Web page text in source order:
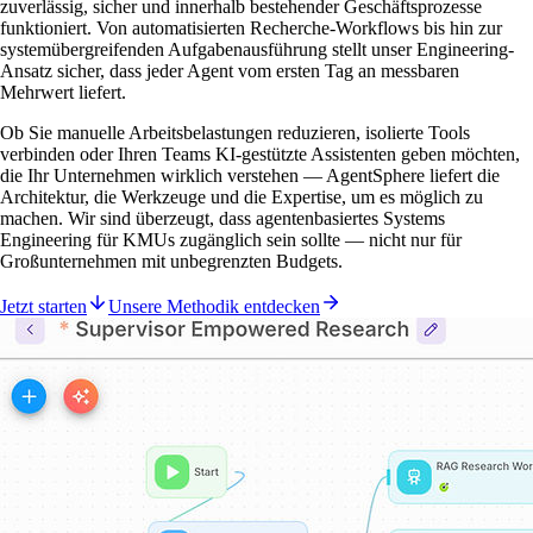
zuverlässig, sicher und innerhalb bestehender Geschäftsprozesse
funktioniert. Von automatisierten Recherche-Workflows bis hin zur
systemübergreifenden Aufgabenausführung stellt unser Engineering-
Ansatz sicher, dass jeder Agent vom ersten Tag an messbaren
Mehrwert liefert.
Ob Sie manuelle Arbeitsbelastungen reduzieren, isolierte Tools
verbinden oder Ihren Teams KI-gestützte Assistenten geben möchten,
die Ihr Unternehmen wirklich verstehen — AgentSphere liefert die
Architektur, die Werkzeuge und die Expertise, um es möglich zu
machen. Wir sind überzeugt, dass agentenbasiertes Systems
Engineering für KMUs zugänglich sein sollte — nicht nur für
Großunternehmen mit unbegrenzten Budgets.
Jetzt starten Unsere Methodik entdecken